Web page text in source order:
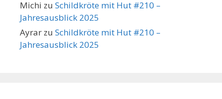
Michi zu Schildkröte mit Hut #210 –
Jahresausblick 2025
Ayrar zu Schildkröte mit Hut #210 –
Jahresausblick 2025